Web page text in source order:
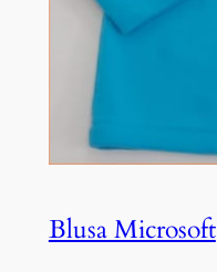
Blusa Microsoft